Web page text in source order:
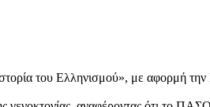
του Ελληνισμού», με αφορμή